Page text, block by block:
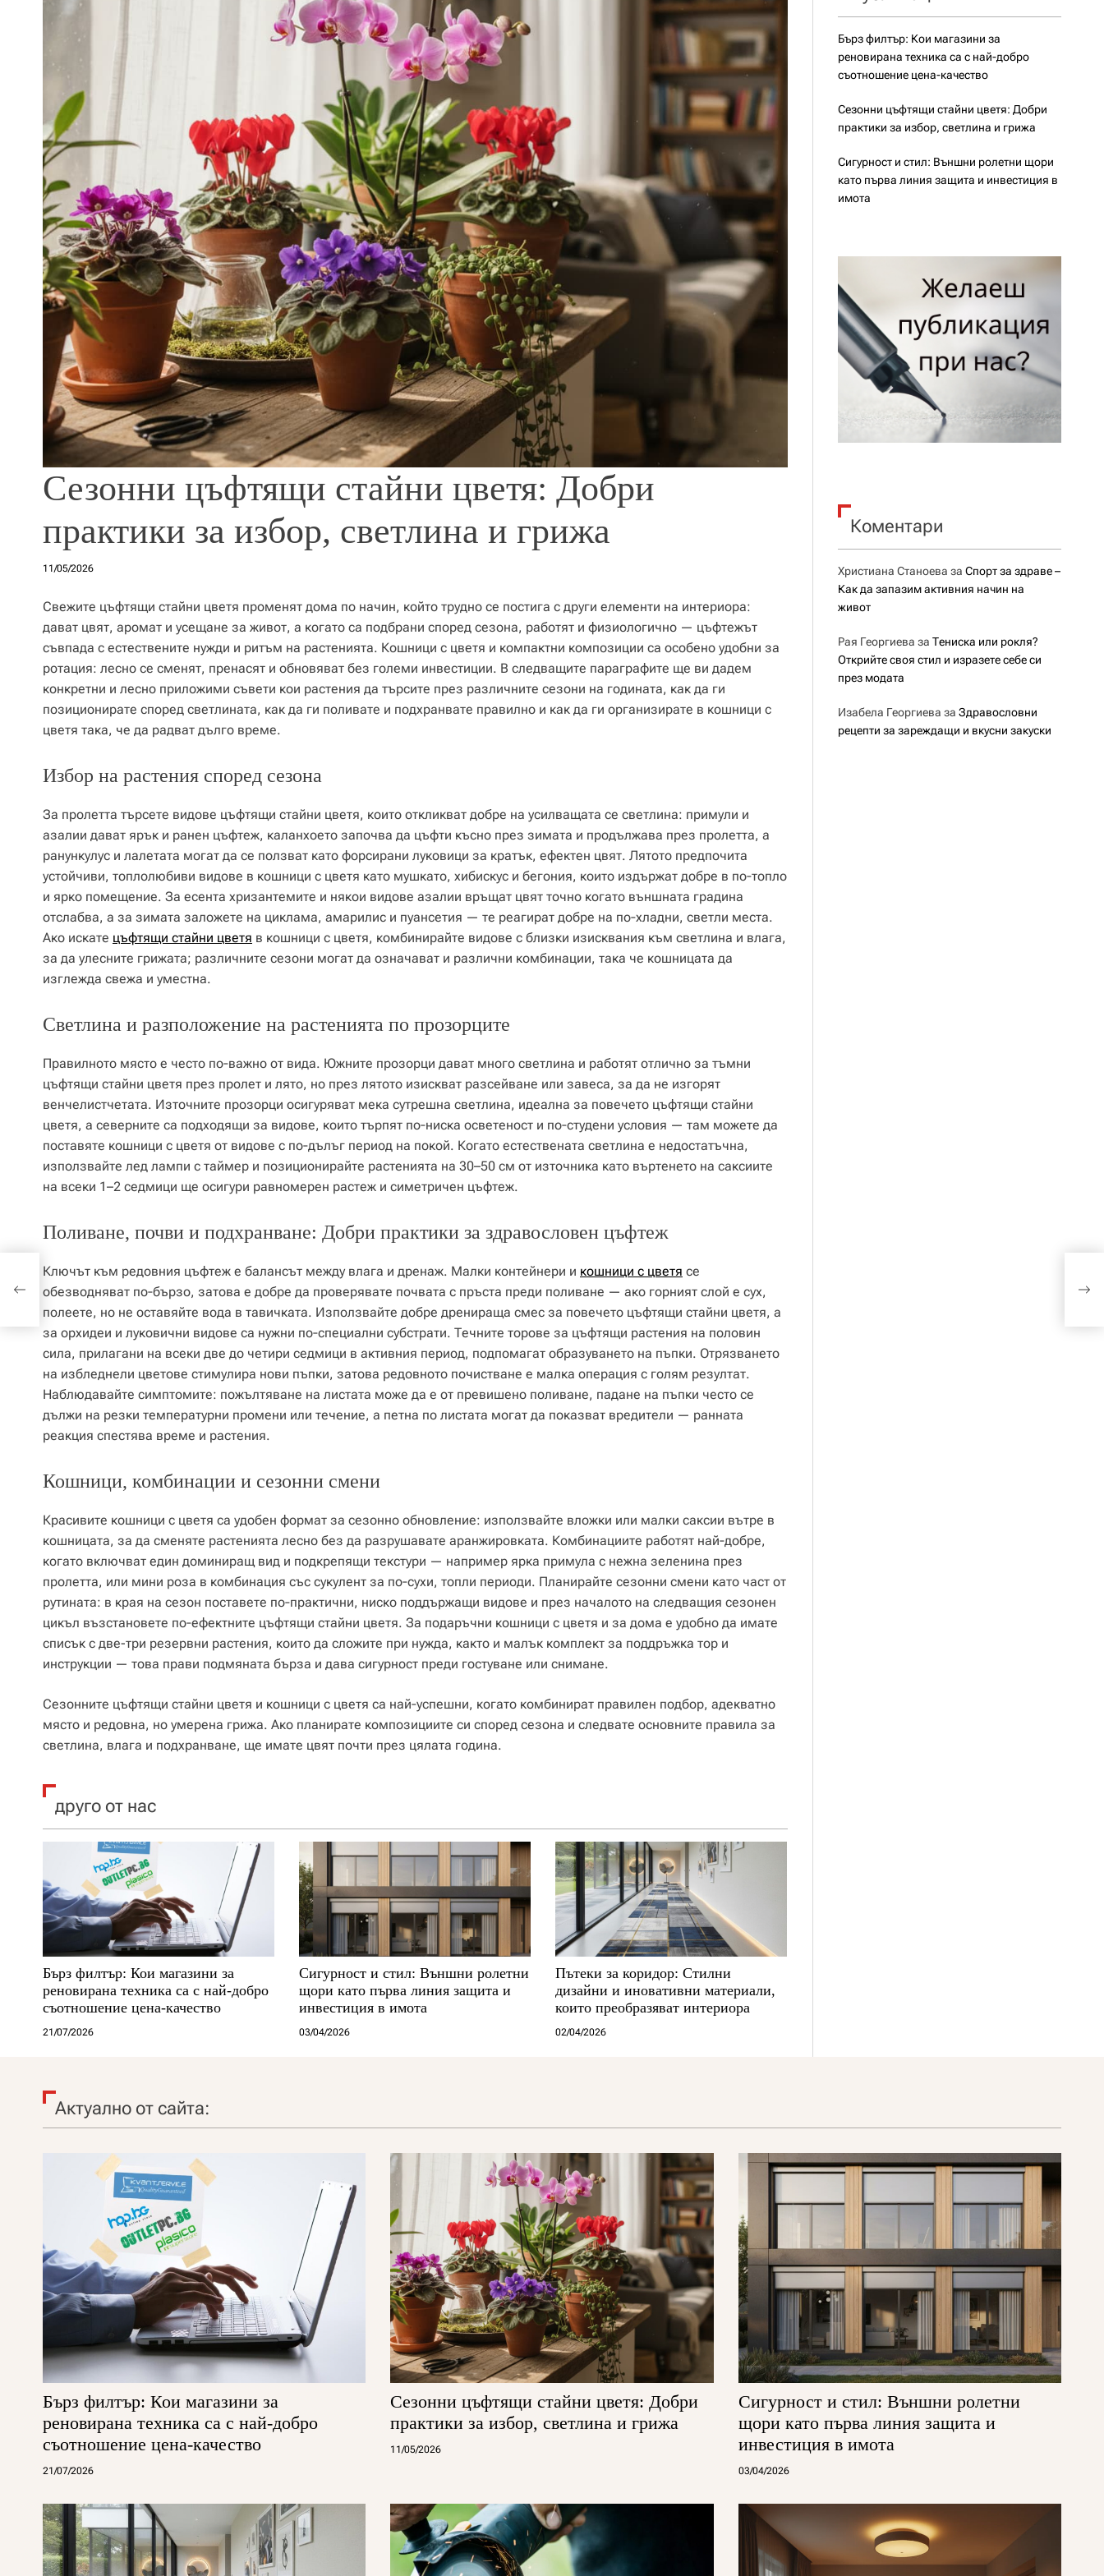
Сезонни цъфтящи стайни цветя: Добри
практики за избор, светлина и грижа
11/05/2026
Свежите цъфтящи стайни цветя променят дома по начин, който трудно се постига с други елементи на интериора:
дават цвят, аромат и усещане за живот, а когато са подбрани според сезона, работят и физиологично — цъфтежът
съвпада с естествените нужди и ритъм на растенията. Кошници с цветя и компактни композиции са особено удобни за
ротация: лесно се сменят, пренасят и обновяват без големи инвестиции. В следващите параграфите ще ви дадем
конкретни и лесно приложими съвети кои растения да търсите през различните сезони на годината, как да ги
позиционирате според светлината, как да ги поливате и подхранвате правилно и как да ги организирате в кошници с
цветя така, че да радват дълго време.
Избор на растения според сезона
За пролетта търсете видове цъфтящи стайни цветя, които откликват добре на усилващата се светлина: примули и
азалии дават ярък и ранен цъфтеж, каланхоето започва да цъфти късно през зимата и продължава през пролетта, а
ранункулус и лалетата могат да се ползват като форсирани луковици за кратък, ефектен цвят. Лятото предпочита
устойчиви, топлолюбиви видове в кошници с цветя като мушкато, хибискус и бегония, които издържат добре в по‑топло
и ярко помещение. За есента хризантемите и някои видове азалии връщат цвят точно когато външната градина
отслабва, а за зимата заложете на циклама, амарилис и пуансетия — те реагират добре на по‑хладни, светли места.
Ако искате цъфтящи стайни цветя в кошници с цветя, комбинирайте видове с близки изисквания към светлина и влага,
за да улесните грижата; различните сезони могат да означават и различни комбинации, така че кошницата да
изглежда свежа и уместна.
Светлина и разположение на растенията по прозорците
Правилното място е често по‑важно от вида. Южните прозорци дават много светлина и работят отлично за тъмни
цъфтящи стайни цветя през пролет и лято, но през лятото изискват разсейване или завеса, за да не изгорят
венчелистчетата. Източните прозорци осигуряват мека сутрешна светлина, идеална за повечето цъфтящи стайни
цветя, а северните са подходящи за видове, които търпят по‑ниска осветеност и по‑студени условия — там можете да
поставяте кошници с цветя от видове с по‑дълъг период на покой. Когато естествената светлина е недостатъчна,
използвайте лед лампи с таймер и позиционирайте растенията на 30–50 см от източника като въртенето на саксиите
на всеки 1–2 седмици ще осигури равномерен растеж и симетричен цъфтеж.
Поливане, почви и подхранване: Добри практики за здравословен цъфтеж
Ключът към редовния цъфтеж е балансът между влага и дренаж. Малки контейнери и кошници с цветя се
обезводняват по‑бързо, затова е добре да проверявате почвата с пръста преди поливане — ако горният слой е сух,
полеете, но не оставяйте вода в тавичката. Използвайте добре дренираща смес за повечето цъфтящи стайни цветя, а
за орхидеи и луковични видове са нужни по‑специални субстрати. Течните торове за цъфтящи растения на половин
сила, прилагани на всеки две до четири седмици в активния период, подпомагат образуването на пъпки. Отрязването
на избледнели цветове стимулира нови пъпки, затова редовното почистване е малка операция с голям резултат.
Наблюдавайте симптомите: пожълтяване на листата може да е от превишено поливане, падане на пъпки често се
дължи на резки температурни промени или течение, а петна по листата могат да показват вредители — ранната
реакция спестява време и растения.
Кошници, комбинации и сезонни смени
Красивите кошници с цветя са удобен формат за сезонно обновление: използвайте вложки или малки саксии вътре в
кошницата, за да сменяте растенията лесно без да разрушавате аранжировката. Комбинациите работят най‑добре,
когато включват един доминиращ вид и подкрепящи текстури — например ярка примула с нежна зеленина през
пролетта, или мини роза в комбинация със сукулент за по‑сухи, топли периоди. Планирайте сезонни смени като част от
рутината: в края на сезон поставете по‑практични, ниско поддържащи видове и през началото на следващия сезонен
цикъл възстановете по‑ефектните цъфтящи стайни цветя. За подаръчни кошници с цветя и за дома е удобно да имате
списък с две-три резервни растения, които да сложите при нужда, както и малък комплект за поддръжка тор и
инструкции — това прави подмяната бърза и дава сигурност преди гостуване или снимане.
Сезонните цъфтящи стайни цветя и кошници с цветя са най‑успешни, когато комбинират правилен подбор, адекватно
място и редовна, но умерена грижа. Ако планирате композициите си според сезона и следвате основните правила за
светлина, влага и подхранване, ще имате цвят почти през цялата година.
друго от нас
Бърз филтър: Кои магазини за
реновирана техника са с най-добро
съотношение цена-качество
21/07/2026
Сигурност и стил: Външни ролетни
щори като първа линия защита и
инвестиция в имота
03/04/2026
Пътеки за коридор: Стилни
дизайни и иновативни материали,
които преобразяват интериора
02/04/2026
Бърз филтър: Кои магазини за
реновирана техника са с най-добро
съотношение цена-качество
Сезонни цъфтящи стайни цветя: Добри
практики за избор, светлина и грижа
Сигурност и стил: Външни ролетни щори
като първа линия защита и инвестиция в
имота
Коментари
Христиана Станоева за Спорт за здраве –
Как да запазим активния начин на
живот
Рая Георгиева за Тениска или рокля?
Открийте своя стил и изразете себе си
през модата
Изабела Георгиева за Здравословни
рецепти за зареждащи и вкусни закуски
Актуално от сайта:
Бърз филтър: Кои магазини за
реновирана техника са с най-добро
съотношение цена-качество
21/07/2026
Сезонни цъфтящи стайни цветя: Добри
практики за избор, светлина и грижа
11/05/2026
Сигурност и стил: Външни ролетни
щори като първа линия защита и
инвестиция в имота
03/04/2026